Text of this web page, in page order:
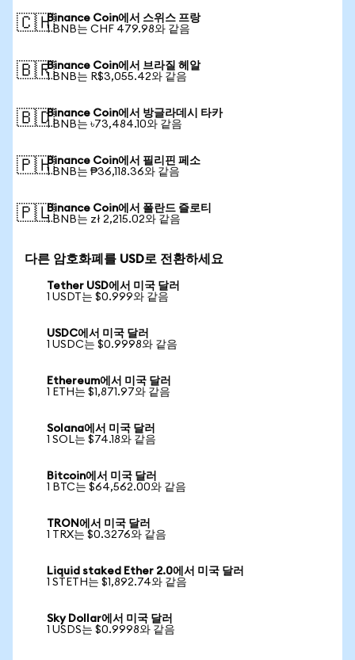
🇨🇭Binance Coin에서 스위스 프랑
1 BNB는 CHF 479.98와 같음
🇧🇷Binance Coin에서 브라질 헤알
1 BNB는 R$3,055.42와 같음
🇧🇩Binance Coin에서 방글라데시 타카
1 BNB는 ৳73,484.10와 같음
🇵🇭Binance Coin에서 필리핀 페소
1 BNB는 ₱36,118.36와 같음
🇵🇱Binance Coin에서 폴란드 즐로티
1 BNB는 zł 2,215.02와 같음
다른 암호화폐를 USD로 전환하세요
Tether USD에서 미국 달러
1 USDT는 $0.999와 같음
USDC에서 미국 달러
1 USDC는 $0.9998와 같음
Ethereum에서 미국 달러
1 ETH는 $1,871.97와 같음
Solana에서 미국 달러
1 SOL는 $74.18와 같음
Bitcoin에서 미국 달러
1 BTC는 $64,562.00와 같음
TRON에서 미국 달러
1 TRX는 $0.3276와 같음
Liquid staked Ether 2.0에서 미국 달러
1 STETH는 $1,892.74와 같음
Sky Dollar에서 미국 달러
1 USDS는 $0.9998와 같음